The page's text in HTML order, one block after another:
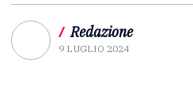
/ Redazione
9 LUGLIO 2024